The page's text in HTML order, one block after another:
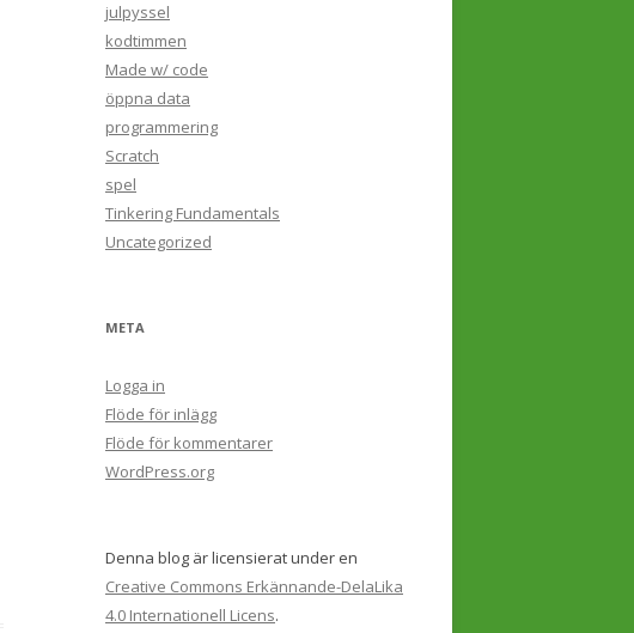
julpyssel
kodtimmen
Made w/ code
öppna data
programmering
Scratch
spel
Tinkering Fundamentals
Uncategorized
META
Logga in
Flöde för inlägg
Flöde för kommentarer
WordPress.org
Denna blog är licensierat under en
Creative Commons Erkännande-DelaLika
4.0 Internationell Licens.